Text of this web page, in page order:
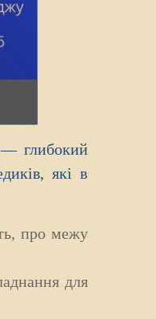
— глибокий
які в
про межу
для